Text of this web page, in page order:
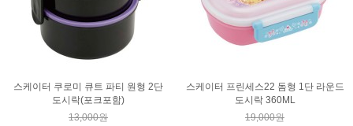
스케이터 쿠로미 큐트 파티 원형 2단
도시락(포크포함)
13,000원
스케이터 프린세스22 돔형 1단 라운드
도시락 360ML
19,000원